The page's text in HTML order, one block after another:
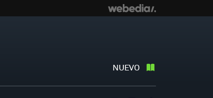
NUEVO